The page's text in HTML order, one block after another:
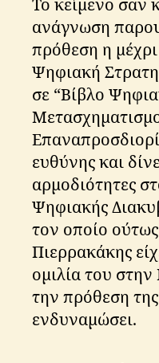
Το κείμενο σαν
ανάγνωση
πρόθεση η
Ψηφιακή
σε “Βίβλο
ευθύνης και
αρμοδιότητες
Ψηφιακής
τον οποίο
Πιερρακάκης
ομιλία του
την πρόθεση
ενδυναμώσει.